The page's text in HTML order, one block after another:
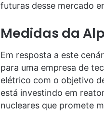
futuras desse mercado
Medidas da
Em resposta a este
para uma empresa de
elétrico com o objetivo
está investindo em
nucleares que promete